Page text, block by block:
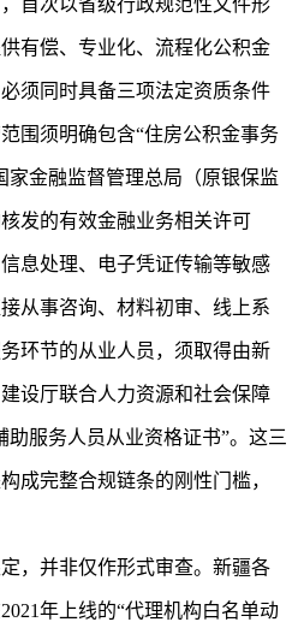
首次以省级行政规范性文件形
有偿、专业化、流程化公积金
须同时具备三项法定资质条件
围须明确包含“住房公积金事务
家金融监督管理总局（原银保监
发的有效金融业务相关许可
息处理、电子凭证传输等敏感
从事咨询、材料初审、线上系
环节的从业人员，须取得由新
设厅联合人力资源和社会保障
助服务人员从业资格证书”。这三
成完整合规链条的刚性门槛，
，并非仅作形式审查。新疆各
年上线的“代理机构白名单动